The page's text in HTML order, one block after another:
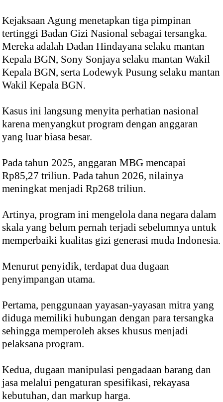
Kejaksaan Agung menetapkan tiga pimpinan
tertinggi Badan Gizi Nasional sebagai tersangka.
Mereka adalah Dadan Hindayana selaku mantan
Kepala BGN, Sony Sonjaya selaku mantan Wakil
Kepala BGN, serta Lodewyk Pusung selaku mantan
Wakil Kepala BGN.
Kasus ini langsung menyita perhatian nasional
karena menyangkut program dengan anggaran
yang luar biasa besar.
Pada tahun 2025, anggaran MBG mencapai
Rp85,27 triliun. Pada tahun 2026, nilainya
meningkat menjadi Rp268 triliun.
Artinya, program ini mengelola dana negara dalam
skala yang belum pernah terjadi sebelumnya untuk
memperbaiki kualitas gizi generasi muda Indonesia.
Menurut penyidik, terdapat dua dugaan
penyimpangan utama.
Pertama, penggunaan yayasan-yayasan mitra yang
diduga memiliki hubungan dengan para tersangka
sehingga memperoleh akses khusus menjadi
pelaksana program.
Kedua, dugaan manipulasi pengadaan barang dan
jasa melalui pengaturan spesifikasi, rekayasa
kebutuhan, dan markup harga.